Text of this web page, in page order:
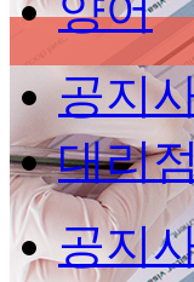
공지
대리
공지